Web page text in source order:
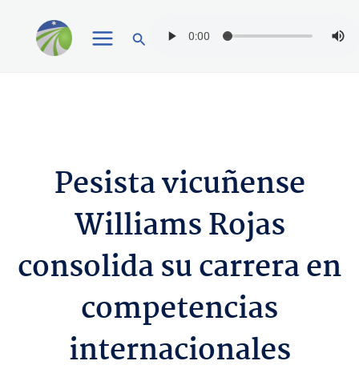
Buscar
Pesista vicuñense
Williams Rojas
consolida su carrera en
competencias
internacionales